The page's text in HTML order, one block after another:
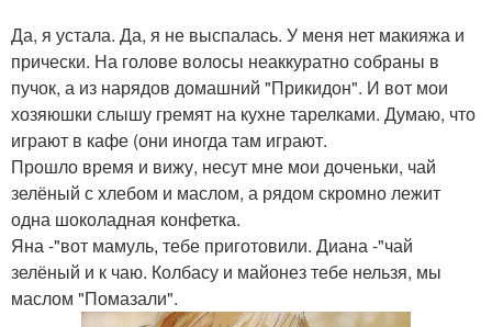
Да, я устала. Да, я не выспалась. У меня нет макияжа и
прически. На голове волосы неаккуратно собраны в
пучок, а из нарядов домашний "Прикидон". И вот мои
хозяюшки слышу гремят на кухне тарелками. Думаю, что
играют в кафе (они иногда там играют.
Прошло время и вижу, несут мне мои доченьки, чай
зелёный с хлебом и маслом, а рядом скромно лежит
одна шоколадная конфетка.
Яна -"вот мамуль, тебе приготовили. Диана -"чай
зелёный и к чаю. Колбасу и майонез тебе нельзя, мы
маслом "Помазали".